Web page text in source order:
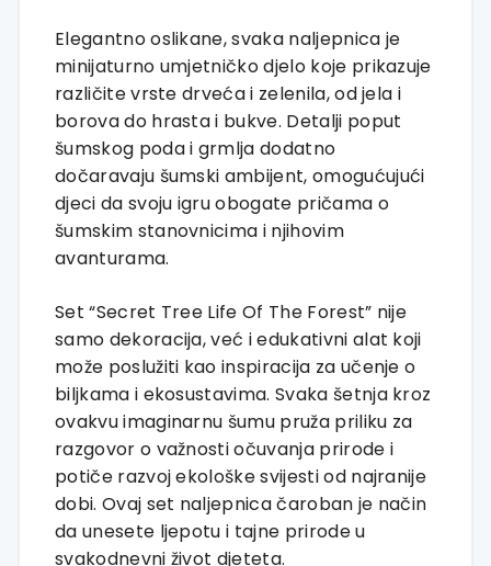
Elegantno oslikane, svaka naljepnica je
minijaturno umjetničko djelo koje prikazuje
različite vrste drveća i zelenila, od jela i
borova do hrasta i bukve. Detalji poput
šumskog poda i grmlja dodatno
dočaravaju šumski ambijent, omogućujući
djeci da svoju igru obogate pričama o
šumskim stanovnicima i njihovim
avanturama.
Set “Secret Tree Life Of The Forest” nije
samo dekoracija, već i edukativni alat koji
može poslužiti kao inspiracija za učenje o
biljkama i ekosustavima. Svaka šetnja kroz
ovakvu imaginarnu šumu pruža priliku za
razgovor o važnosti očuvanja prirode i
potiče razvoj ekološke svijesti od najranije
dobi. Ovaj set naljepnica čaroban je način
da unesete ljepotu i tajne prirode u
svakodnevni život djeteta.